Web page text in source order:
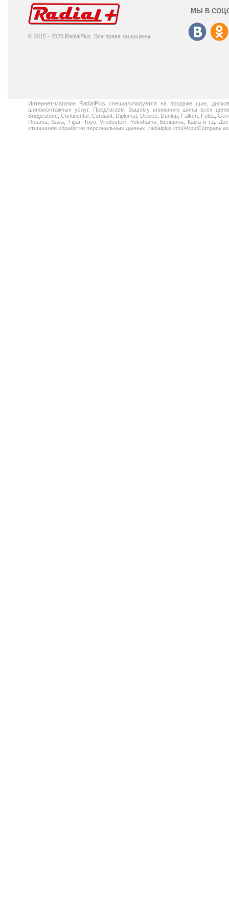
© 2015 - 2020 RadialPlus. Все права защищены.
МЫ В
Интернет-магазин RadialPlus специализируется на продаже шин,
шиномонтажных услуг. Предлагаем Вашему вниманию шины всех
Bridgestone, Continental, Cordiant, Diplomat, Debica, Dunlop, Falken, Fulda,
Rosava, Sava, Tigar, Toyo, Vredestein, Yokohama, Белшина, Кама и т.д.
отношении обработки персональных данных: radialplus.info/